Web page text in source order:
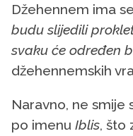
Džehennem ima
budu slijedili
svaku će određen
džehennemskih
Naravno, ne smije
po imenu Iblis, što